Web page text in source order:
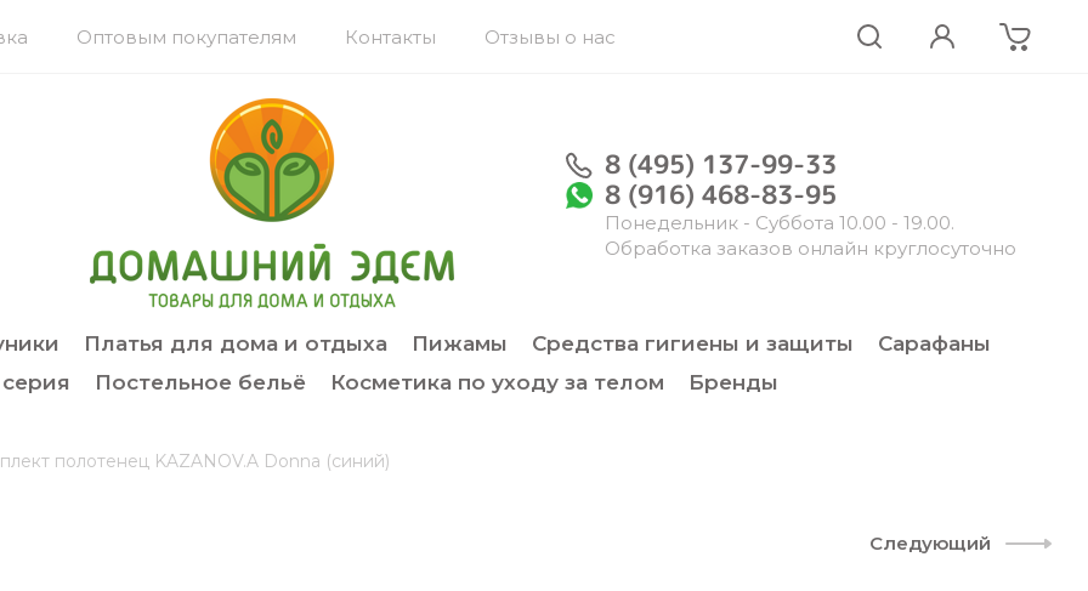
Оптовым покупателям Контакты Отзывы о нас
8 (495) 137-99-33
8 (916) 468-83-95
Понедельник - Суббота 10.00 - 19.00.
Обработка заказов онлайн круглосуточно
Платья для дома и отдыха Пижамы Средства гигиены и защиты
Сарафаны
Постельное бельё Косметика по уходу за телом Бренды
полотенец KAZANOV.A Donna (синий)
Следующий